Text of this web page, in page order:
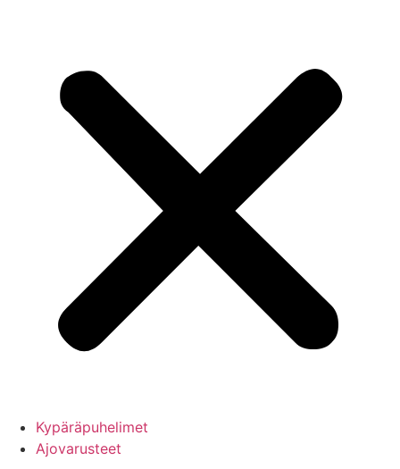
Kypäräpuhelimet
Ajovarusteet